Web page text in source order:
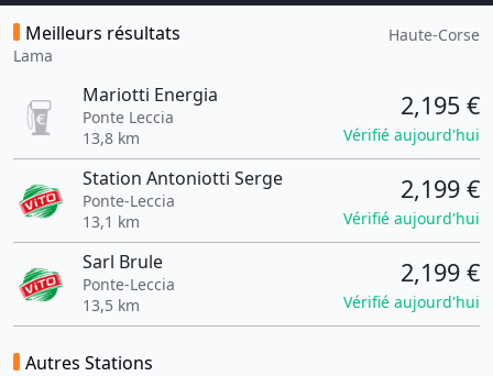
Meilleurs résultats
Lama
Haute-Corse
Mariotti Energia
Ponte Leccia
13,8 km
2,195 €
Vérifié aujourd'hui
Station Antoniotti Serge
Ponte-Leccia
13,1 km
2,199 €
Vérifié aujourd'hui
Sarl Brule
Ponte-Leccia
13,5 km
2,199 €
Vérifié aujourd'hui
Autres Stations